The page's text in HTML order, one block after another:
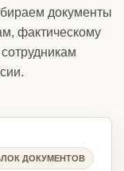
документы
фактическому
ДОКУМЕНТОВ